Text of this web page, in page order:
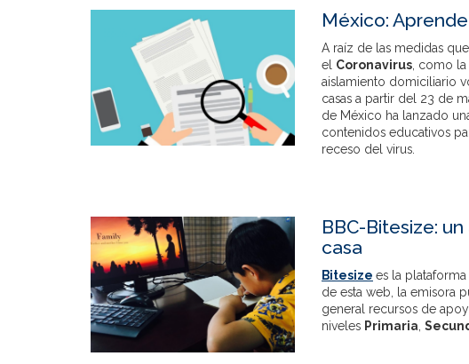
México:
A raíz de las medidas
el Coronavirus, como la
aislamiento domiciliario
casas a partir del 23 de
de México ha lanzado
contenidos educativos
receso del virus.
BBC-Bitesize:
casa
Bitesize es la
de esta web, la emisora
general recursos de
niveles Primaria,